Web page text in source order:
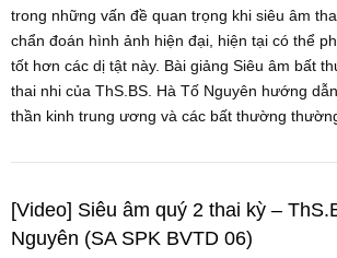
trong những vấn đề quan trọng khi siêu âm
chẩn đoán hình ảnh hiện đại, hiện tại có thể
tốt hơn các dị tật này. Bài giảng Siêu âm bất
thai nhi của ThS.BS. Hà Tố Nguyên hướng
thần kinh trung ương và các bất thường
[Video] Siêu âm quý 2 thai kỳ –
Nguyên (SA SPK BVTD 06)